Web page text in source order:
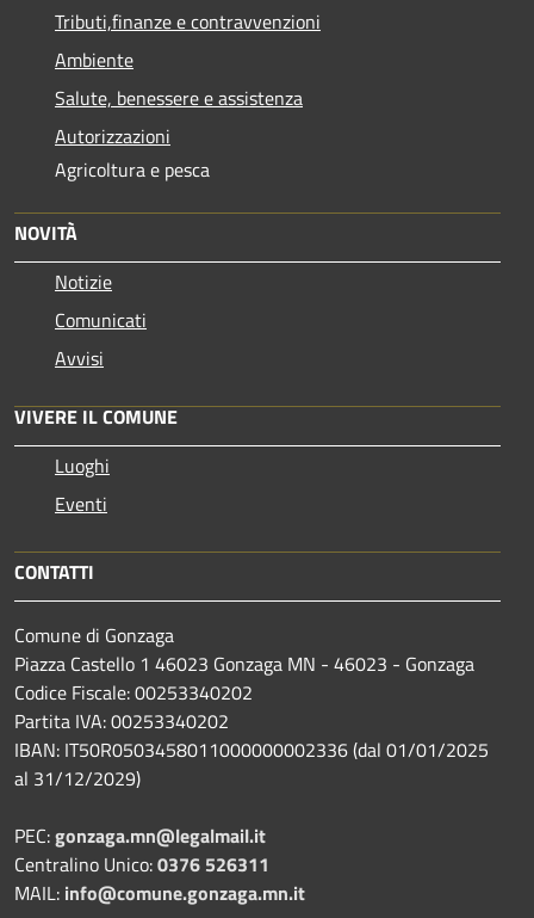
Tributi,finanze e contravvenzioni
Ambiente
Salute, benessere e assistenza
Autorizzazioni
Agricoltura e pesca
NOVITÀ
Notizie
Comunicati
Avvisi
VIVERE IL COMUNE
Luoghi
Eventi
CONTATTI
Comune di Gonzaga
Piazza Castello 1 46023 Gonzaga MN - 46023 - Gonzaga
Codice Fiscale: 00253340202
Partita IVA: 00253340202
IBAN: IT50R0503458011000000002336 (dal 01/01/2025
al 31/12/2029)
PEC:gonzaga.mn@legalmail.it
Centralino Unico:0376 526311
MAIL: info@comune.gonzaga.mn.it